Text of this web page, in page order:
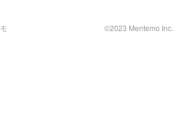
©2023 Mentemo Inc.